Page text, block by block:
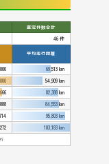
査定件数合計
46 件
平均走行距離
69,513 km
54,909 km
82,388 km
84,553 km
95,803 km
103,183 km